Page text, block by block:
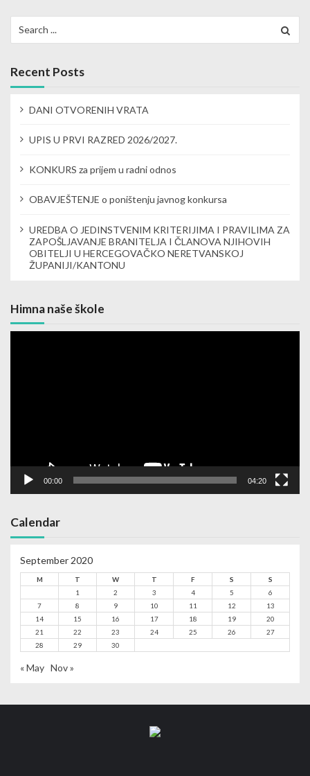
v
i
g
i
o
n
for:
Recent Posts
DANI OTVORENIH VRATA
UPIS U PRVI RAZRED 2026/2027.
KONKURS za prijem u radni odnos
OBAVJEŠTENJE o poništenju javnog konkursa
UREDBA O JEDINSTVENIM KRITERIJIMA I PRAVILIMA ZA
ZAPOŠLJAVANJE BRANITELJA I ČLANOVA NJIHOVIH
OBITELJI U HERCEGOVAČKO NERETVANSKOJ
ŽUPANIJI/KANTONU
Himna naše škole
00:00 04:20
Calendar
September 2020
M T W T F S
S
1
2 3 4 5
6
7
8 9 10 11 12
13
14
15 16 17 18 19
20
21
22 23 24 25 26
27
28
29 30
« May Nov »